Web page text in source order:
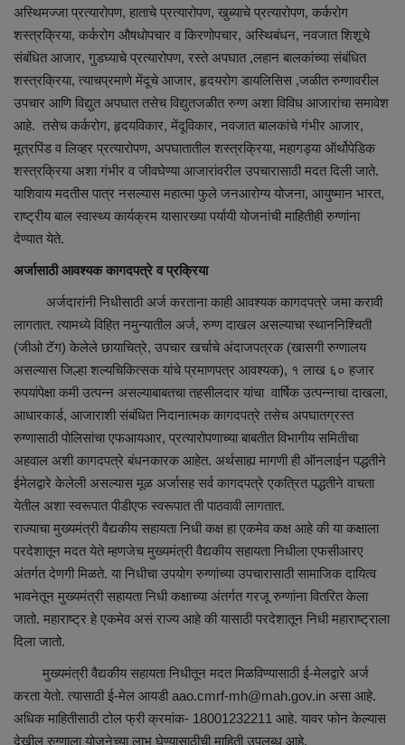
अस्थिमज्जा प्रत्यारोपण, हाताचे प्रत्यारोपण, खुब्याचे प्रत्यारोपण, कर्करोग
शस्त्रक्रिया, कर्करोग औषधोपचार व किरणोपचार, अस्थिबंधन, नवजात शिशूचे
संबंधित आजार, गुडघ्याचे प्रत्यारोपण, रस्ते अपघात ,लहान बालकांच्या संबंधित
शस्त्रक्रिया, त्याचप्रमाणे मेंदूचे आजार, हृदयरोग डायलिसिस ,जळीत रुग्णावरील
उपचार आणि विद्युत अपघात तसेच विद्युतजळीत रुग्ण अशा विविध आजारांचा समावेश
आहे. तसेच कर्करोग, हृदयविकार, मेंदूविकार, नवजात बालकांचे गंभीर आजार,
मूत्रपिंड व लिव्हर प्रत्यारोपण, अपघातातील शस्त्रक्रिया, महागड्या ऑर्थोपेडिक
शस्त्रक्रिया अशा गंभीर व जीवघेण्या आजारांवरील उपचारासाठी मदत दिली जाते.
याशिवाय मदतीस पात्र नसल्यास महात्मा फुले जनआरोग्य योजना, आयुष्मान भारत,
राष्ट्रीय बाल स्वास्थ्य कार्यक्रम यासारख्या पर्यायी योजनांची माहितीही रुग्णांना
देण्यात येते.
अर्जासाठी आवश्यक कागदपत्रे व प्रक्रिया
अर्जदारांनी निधीसाठी अर्ज करताना काही आवश्यक कागदपत्रे जमा करावी
लागतात. त्यामध्ये विहित नमुन्यातील अर्ज, रुग्ण दाखल असल्याचा स्थाननिश्चिती
(जीओ टॅग) केलेले छायाचित्रे, उपचार खर्चाचे अंदाजपत्रक (खासगी रुग्णालय
असल्यास जिल्हा शल्यचिकित्सक यांचे प्रमाणपत्र आवश्यक), १ लाख ६० हजार
रुपयांपेक्षा कमी उत्पन्न असल्याबाबतचा तहसीलदार यांचा वार्षिक उत्पन्नाचा दाखला,
आधारकार्ड, आजाराशी संबंधित निदानात्मक कागदपत्रे तसेच अपघातग्रस्त
रुग्णासाठी पोलिसांचा एफआयआर, प्रत्यारोपणाच्या बाबतीत विभागीय समितीचा
अहवाल अशी कागदपत्रे बंधनकारक आहेत. अर्थसाह्य मागणी ही ऑनलाईन पद्धतीने
ईमेलद्वारे केलेली असल्यास मूळ अर्जासह सर्व कागदपत्रे एकत्रित पद्धतीने वाचता
येतील अशा स्वरूपात पीडीएफ स्वरूपात ती पाठवावी लागतात.
राज्याचा मुख्यमंत्री वैद्यकीय सहायता निधी कक्ष हा एकमेव कक्ष आहे की या कक्षाला
परदेशातून मदत येते म्हणजेच मुख्यमंत्री वैद्यकीय सहायता निधीला एफसीआरए
अंतर्गत देणगी मिळते. या निधीचा उपयोग रुग्णांच्या उपचारासाठी सामाजिक दायित्व
भावनेतून मुख्यमंत्री सहायता निधी कक्षाच्या अंतर्गत गरजू रुग्णांना वितरित केला
जातो. महाराष्ट्र हे एकमेव असं राज्य आहे की यासाठी परदेशातून निधी महाराष्ट्राला
दिला जातो.
मुख्यमंत्री वैद्यकीय सहायता निधीतून मदत मिळविण्यासाठी ई-मेलद्वारे अर्ज
करता येतो. त्यासाठी ई-मेल आयडी aao.cmrf-mh@mah.gov.in असा आहे.
अधिक माहितीसाठी टोल फ्री क्रमांक- 18001232211 आहे. यावर फोन केल्यास
देखील रुग्णाला योजनेच्या लाभ घेण्यासाठीची माहिती उपलब्ध आहे.